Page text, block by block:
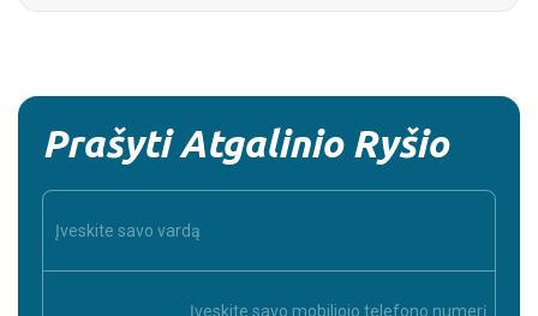
Prašyti Atgalinio Ryšio